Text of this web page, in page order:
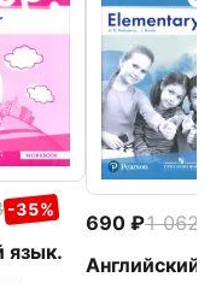
-35%
язык.
690 1 062
Английский